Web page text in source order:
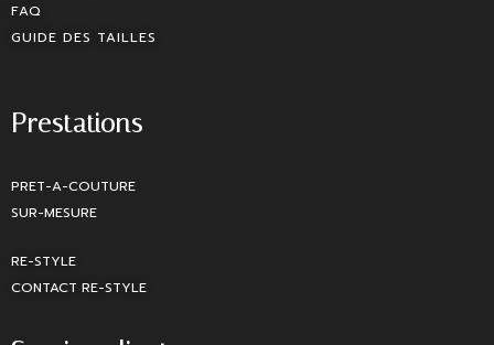
FAQ
GUIDE DES TAILLES
Prestations
PRET-A-COUTURE
SUR-MESURE
RE-STYLE
CONTACT RE-STYLE